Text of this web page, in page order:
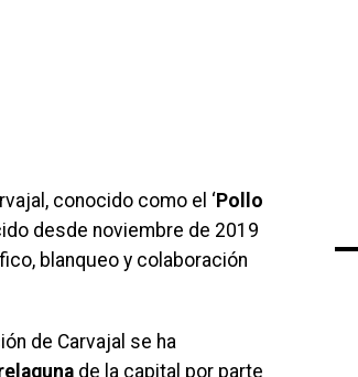
conocido como el ‘ Pollo
desde noviembre de 2019
blanqueo y colaboración
de Carvajal se ha
de la capital por parte